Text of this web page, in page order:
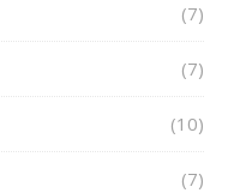
(7)
(7)
(10)
(7)